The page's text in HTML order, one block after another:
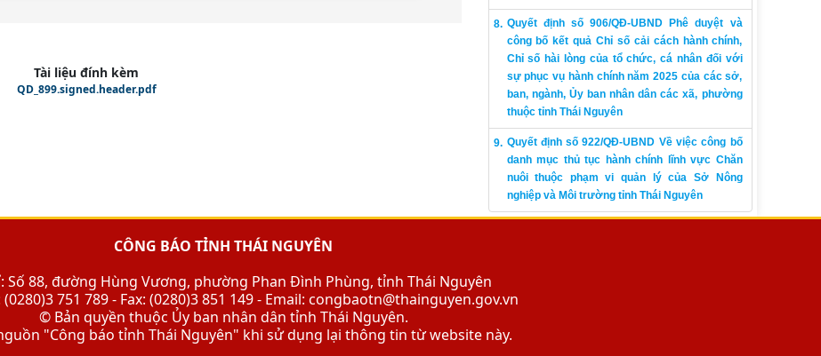
Tài liệu đính kèm
QD_899.signed.header.pdf
Quyết định số 906/QĐ-UBND Phê duyệt và
công bố kết quả Chỉ số cải cách hành chính,
Chỉ số hài lòng của tổ chức, cá nhân đối với
sự phục vụ hành chính năm 2025 của các sở,
ban, ngành, Ủy ban nhân dân các xã, phường
thuộc tỉnh Thái Nguyên
Quyết định số 922/QĐ-UBND Về việc công bố
danh mục thủ tục hành chính lĩnh vực Chăn
nuôi thuộc phạm vi quản lý của Sở Nông
nghiệp và Môi trường tỉnh Thái Nguyên
CÔNG BÁO TỈNH THÁI NGUYÊN
Số 88, đường Hùng Vương, phường Phan Đình Phùng, tỉnh Thái Nguyên
751 789 - Fax: (0280)3 851 149 - Email: congbaotn@thainguyen.gov.vn
© Bản quyền thuộc Ủy ban nhân dân tỉnh Thái Nguyên.
"Công báo tỉnh Thái Nguyên" khi sử dụng lại thông tin từ website này.